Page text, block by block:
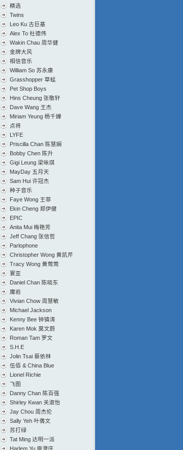
精选
Twins
Leo Ku 古巨基
Alex To 杜德伟
Wakin Chau 周华健
金牌大风
相信音乐
William So 苏永康
Grasshopper 草蜢
Pet Shop Boys
Hins Cheung 张敬轩
Dave Wang 王杰
Miriam Yeung 杨千嬅
点将
LYFE
Priscilla Chan 陈慧娴
Bobby Chen 陈升
Gigi Leung 梁咏琪
MayDay 五月天
Sam Hui 许冠杰
种子音乐
Faye Wong 王菲
Ekin Cheng 郑伊健
EPIC
Anita Mui 梅艳芳
Jeff Chang 张信哲
Parlophone
Christopher Wong 黄凯芹
Tracy Wong 黄莺莺
寰亚
Daniel Chan 陈晓东
魔岩
Vivian Chow 周慧敏
Michael Jackson
Kenny Bee 钟镇涛
Karen Mok 莫文蔚
Roman Tam 罗文
S.H.E
Jolin Tsai 蔡依林
伍佰 & China Blue
Lionel Richie
飞图
Danny Chan 陈百强
Shirley Kwan 关淑怡
Jay Chou 周杰伦
Sally Yeh 叶蒨文
苏打绿
Tat Ming 达明一派
Harlem Yu 庾澄庆